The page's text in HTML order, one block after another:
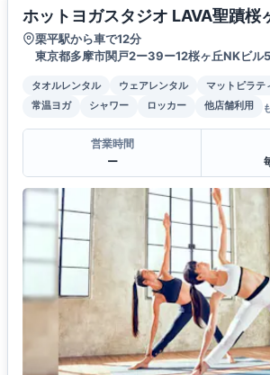
ホットヨガスタジオ LAVA聖蹟桜
栗平駅から車で12分
東京都多摩市関戸2ー39ー12桜ヶ丘NKビル
タオルレンタル ウェアレンタル マットピラテ
常温ヨガ
シャワー ロッカー 他店舗利用
営業時間
ー